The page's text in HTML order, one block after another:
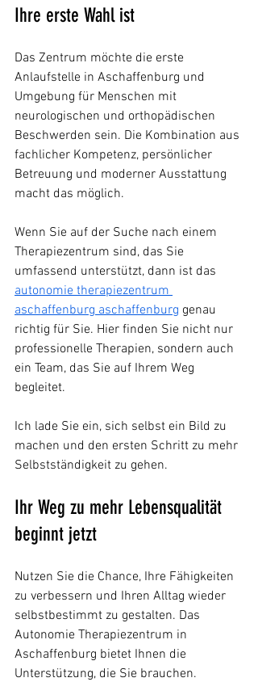
Ihre erste Wahl ist
Das Zentrum möchte die erste
Anlaufstelle in Aschaffenburg und
Umgebung für Menschen mit
neurologischen und orthopädischen
Beschwerden sein. Die Kombination aus
fachlicher Kompetenz, persönlicher
Betreuung und moderner Ausstattung
macht das möglich.
Wenn Sie auf der Suche nach einem
Therapiezentrum sind, das Sie
umfassend unterstützt, dann ist das
autonomie therapiezentrum
aschaffenburg aschaffenburg genau
richtig für Sie. Hier finden Sie nicht nur
professionelle Therapien, sondern auch
ein Team, das Sie auf Ihrem Weg
begleitet.
Ich lade Sie ein, sich selbst ein Bild zu
machen und den ersten Schritt zu mehr
Selbstständigkeit zu gehen.
Ihr Weg zu mehr Lebensqualität
beginnt jetzt
Nutzen Sie die Chance, Ihre Fähigkeiten
zu verbessern und Ihren Alltag wieder
selbstbestimmt zu gestalten. Das
Autonomie Therapiezentrum in
Aschaffenburg bietet Ihnen die
Unterstützung, die Sie brauchen.